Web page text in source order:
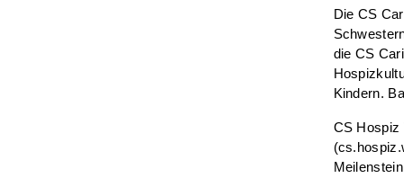
Die CS
die CS
Kindern.
CS Hospiz